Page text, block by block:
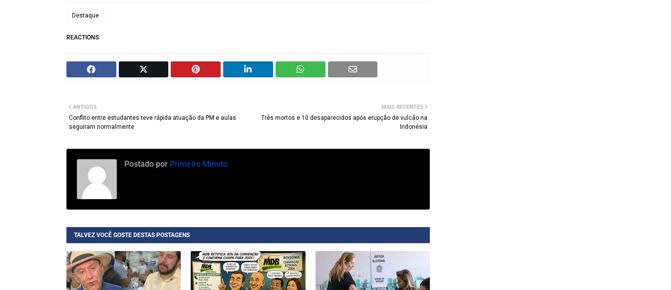
Destaque
REACTIONS
MAIS RECENTES
Três mortos e 10 desaparecidos após erupção de vulcão na
Indonésia
ANTIGOS
Conflito entre estudantes teve rápida atuação da PM e aulas
seguiram normalmente
Postado por Primeiro Minuto
TALVEZ VOCÊ GOSTE DESTAS POSTAGENS